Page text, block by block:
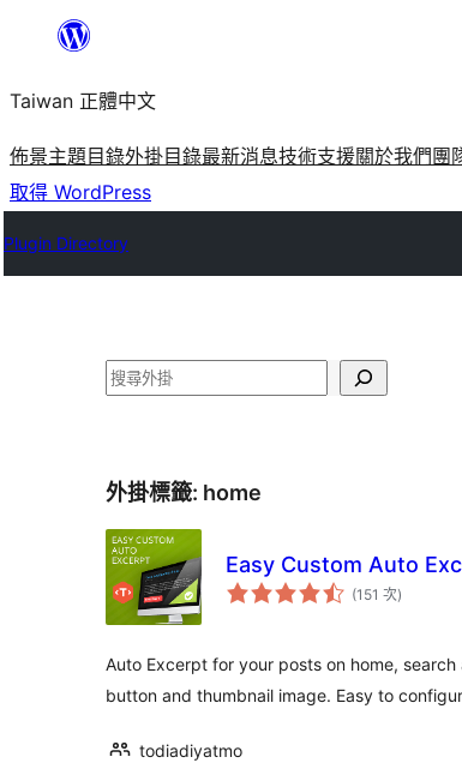
主
要
內
容
Taiwan 正體中文
佈景主題目錄外掛目錄最新消息技術支援關於我們 團
取得 WordPress
Plugin Directory
搜
外掛標籤: home
Easy Custom Auto
(151 次評
分)
Auto Excerpt for your posts on home,
button and thumbnail image. Easy to
todiadiyatmo